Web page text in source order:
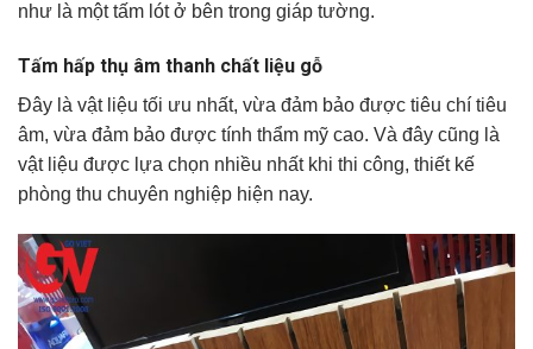
như là một tấm lót ở bên trong giáp tường.
Tấm hấp thụ âm thanh chất liệu gỗ
Đây là vật liệu tối ưu nhất, vừa đảm bảo được tiêu chí tiêu
âm, vừa đảm bảo được tính thẩm mỹ cao. Và đây cũng là
vật liệu được lựa chọn nhiều nhất khi thi công, thiết kế
phòng thu chuyên nghiệp hiện nay.